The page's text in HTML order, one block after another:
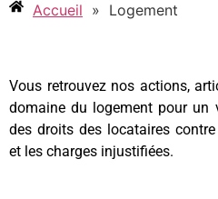
Accueil » Logement
Vous retrouvez nos actions,
domaine du logement pour un
des droits des locataires
et les charges injustifiées.